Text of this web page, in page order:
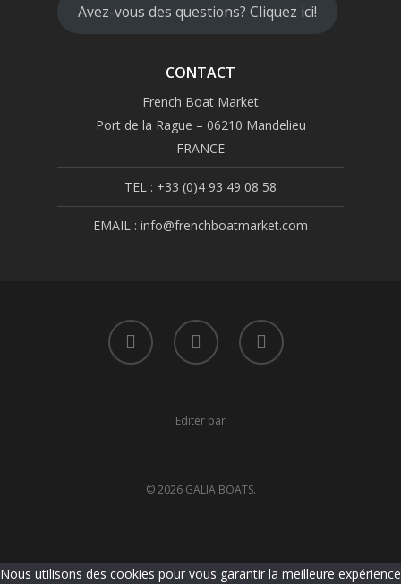
Avez-vous des questions? Cliquez ici!
CONTACT
French Boat Market
Port de la Rague – 06210 Mandelieu
FRANCE
TEL : +33 (0)4 93 49 08 58
EMAIL : info@frenchboatmarket.com
Editer par
© 2026 GALIA BOATS.
Nous utilisons des cookies pour vous garantir la meilleure expérience